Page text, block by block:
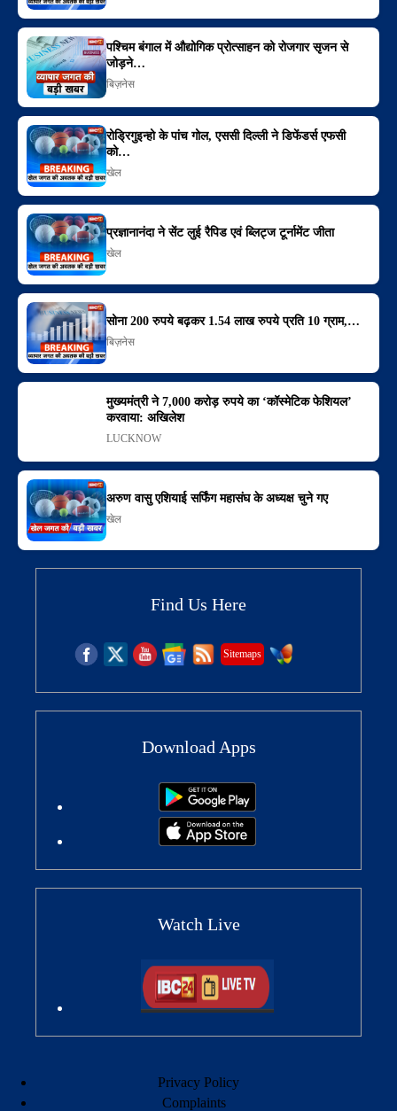
पश्चिम बंगाल में औद्योगिक प्रोत्साहन को रोजगार सृजन से
जोड़ने…
बिज़नेस
रोड्रिगुइन्हो के पांच गोल, एससी दिल्ली ने डिफेंडर्स एफसी
को…
खेल
प्रज्ञानानंदा ने सेंट लुई रैपिड एवं ब्लिट्ज टूर्नामेंट जीता
खेल
सोना 200 रुपये बढ़कर 1.54 लाख रुपये प्रति 10 ग्राम,…
बिज़नेस
मुख्यमंत्री ने 7,000 करोड़ रुपये का ‘कॉस्मेटिक फेशियल’
करवाया: अखिलेश
LUCKNOW
अरुण वासु एशियाई सर्फिंग महासंघ के अध्यक्ष चुने गए
खेल
Find Us Here
Sitemaps
Download Apps
Watch Live
Privacy Policy
Complaints